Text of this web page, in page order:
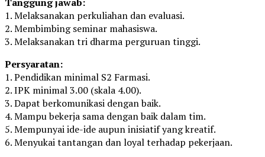
1. Melaksanakan perkuliahan dan evaluasi.
2. Membimbing seminar mahasiswa.
3. Melaksanakan tri dharma perguruan tinggi.
Persyaratan:
1. Pendidikan minimal S2 Farmasi.
2. IPK minimal 3.00 (skala 4.00).
3. Dapat berkomunikasi dengan baik.
4. Mampu bekerja sama dengan baik dalam tim.
5. Mempunyai ide-ide aupun inisiatif yang kreatif.
6. Menyukai tantangan dan loyal terhadap pekerjaan.